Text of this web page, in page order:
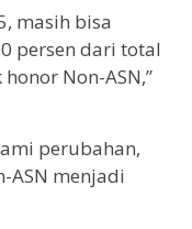
masih bisa
persen dari total
Non-ASN,”
perubahan,
ASN menjadi